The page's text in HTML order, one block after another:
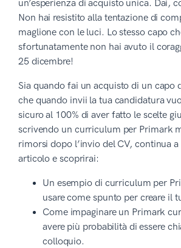
un’esperienza di acquisto unica. Dai,
Non hai resistito alla tentazione di
maglione con le luci. Lo stesso capo
sfortunatamente non hai avuto il
25 dicembre!
Sia quando fai un acquisto di un capo
che quando invii la tua candidatura
sicuro al 100% di aver fatto le scelte
scrivendo un curriculum per Primark
rimorsi dopo l’invio del CV, continua a
articolo e scoprirai:
Un esempio di curriculum per
usare come spunto per creare il
Come impaginare un Primark
avere più probabilità di essere
colloquio.